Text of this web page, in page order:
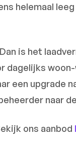
helemaal
is het
dagelijks
een upgrade
naar
ons aanbod